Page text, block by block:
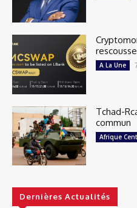
A La Une
Tchad-
commun
Afrique
Dernières Actualités